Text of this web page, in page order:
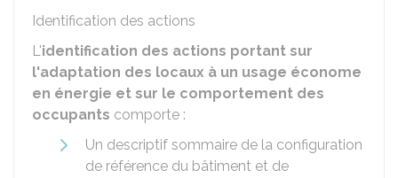
Identification des actions
L'identification des actions portant sur
l'adaptation des locaux à un usage économe
en énergie et sur le comportement des
occupants comporte :
Un descriptif sommaire de la configuration
de référence du bâtiment et de